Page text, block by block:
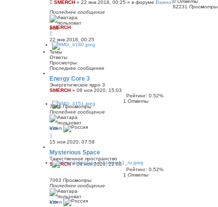
ю
SMERCH » 22 янв 2018, 00:25 » в форуме Важно!0 Ответы
82231 Просмотры
Последнее сообщение
SMERCH
22 янв 2018, 00:25
Темы
Ответы
Просмотры
Последнее сообщение
Energy Core 3
Энергетическое ядро 3
SMERCH » 08 ноя 2020, 15:03
Рейтинг: 0.52%
1 Ответы
7046Просмотры
Последнее сообщение
Viten
15 ноя 2020, 07:58
Mysterious Space
Таинственное пространство
SMERCH»04 ноя 2020, 22:08
Рейтинг: 0.52%
1 Ответы
7063 Просмотры
Последнее сообщение
Viten